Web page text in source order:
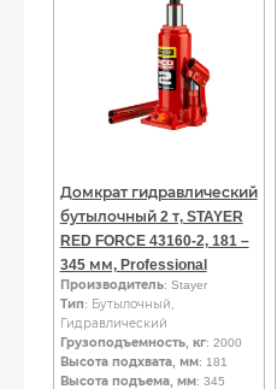
Домкрат гидравлический
бутылочный 2 т, STAYER
RED FORCE 43160-2, 181 –
345 мм, Professional
Производитель: Stayer
Тип: Бутылочный,
Гидравлический
Грузоподъемность, кг: 2000
Высота подхвата, мм: 181
Высота подъема, мм: 345